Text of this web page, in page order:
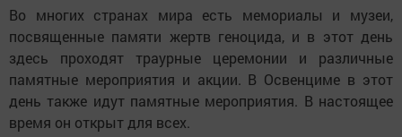
Во многих странах мира есть мемориалы и музеи,
посвященные памяти жертв геноцида, и в этот день
здесь проходят траурные церемонии и различные
памятные мероприятия и акции. В Освенциме в этот
день также идут памятные мероприятия. В настоящее
время он открыт для всех.